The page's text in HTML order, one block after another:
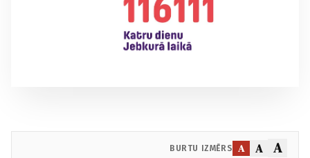
BURTU IZMĒRS A A A